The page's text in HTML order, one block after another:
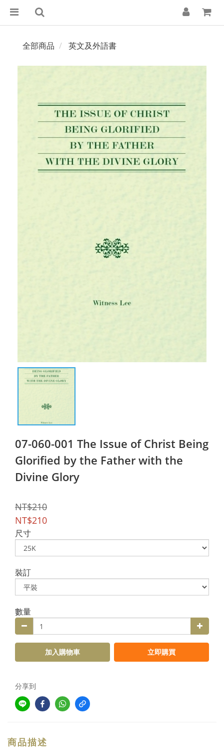
全部商品 英文及外語書
07-060-001 The Issue of Christ Being
Glorified by the Father with the
Divine Glory
NT$210
NT$210
尺寸
裝訂
數量
加入購物車 立即購買
分享到
商品描述